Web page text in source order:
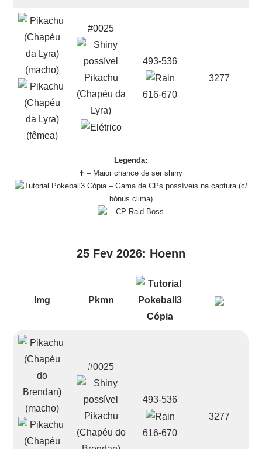
#0025
Pikachu
(Chapéu da
Lyra)
493-536
616-670
3277
Legenda:
⬆️ – Maior chance de ser shiny
– Gama de CPs possíveis na captura (c/
bónus clima)
– CP Raid Boss
25 Fev 2026: Hoenn
Img Pkmn
#0025
Pikachu
(Chapéu do
493-536
616-670
3277